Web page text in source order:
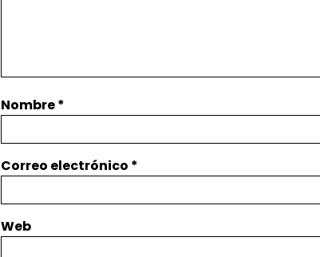
Nombre*
Correo electrónico *
Web